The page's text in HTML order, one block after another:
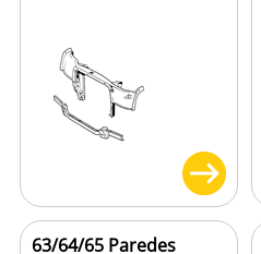
63/64/65 Paredes